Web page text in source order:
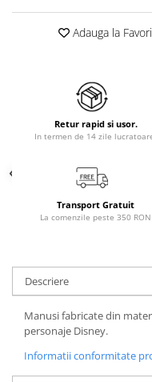
Adauga la
Retur rapid si usor.
In termen de 14 zile
Transport Gratuit
La comenzile peste 350 RON
Descriere
Manusi fabricate din
personaje Disney.
Informatii conformitate